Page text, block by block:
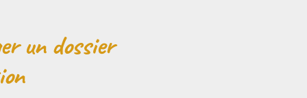
un dossier